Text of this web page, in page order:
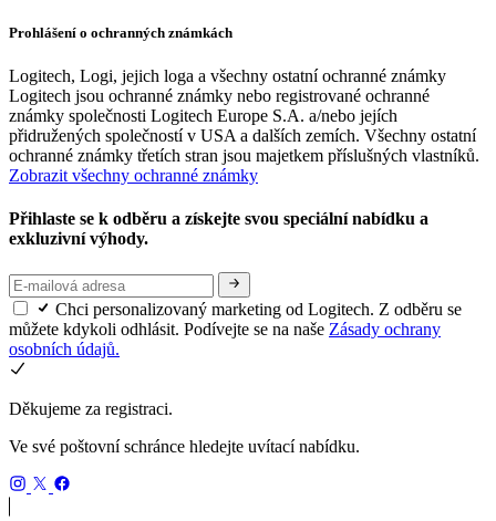
Prohlášení o ochranných známkách
Logitech, Logi, jejich loga a všechny ostatní ochranné známky
Logitech jsou ochranné známky nebo registrované ochranné
známky společnosti Logitech Europe S.A. a/nebo jejích
přidružených společností v USA a dalších zemích. Všechny ostatní
ochranné známky třetích stran jsou majetkem příslušných vlastníků.
Zobrazit všechny ochranné známky
Přihlaste se k odběru a získejte svou speciální nabídku a
exkluzivní výhody.
Chci personalizovaný marketing od Logitech. Z odběru se
můžete kdykoli odhlásit. Podívejte se na naše Zásady ochrany
osobních údajů.
Děkujeme za registraci.
Ve své poštovní schránce hledejte uvítací nabídku.